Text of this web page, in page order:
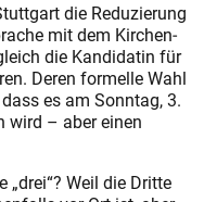
die Reduzierung
mit dem Kirchen­
die Kandidatin für
Deren formelle Wahl
es am Sonntag, 3.
wird – aber einen
Weil die Dritte